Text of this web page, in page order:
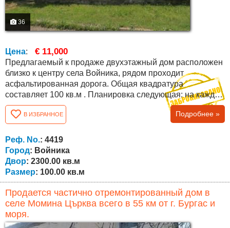
36
Цена: € 11,000
Предлагаемый к продаже двухэтажный дом расположен
близко к центру села Войника, рядом проходит
асфальтированная дорога. Общая квадратура
составляет 100 кв.м . Планировка следующая: на каждом
этаже имеется по одному залу, две комнаты и удобное
место для ванны и туалета. Дом в отличном состоянии:
перекрыта крыша, потолки и стены без трещин.
Продается с мебелью с фотографий. Площадь двора
2300 кв.м., во дворе имеется колодец, навесы,...
В ИЗБРАННОЕ Подробнее »
Реф. No.: 4419
Город: Войника
Двор: 2300.00 кв.м
Размер: 100.00 кв.м
Продается частично отремонтированный дом в
селе Момина Църква всего в 55 км от г. Бургас и
моря.